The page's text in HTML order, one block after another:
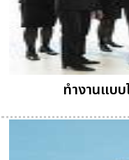
ทำงานแบ